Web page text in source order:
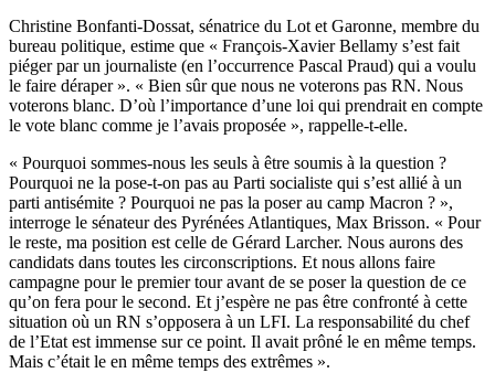
Christine Bonfanti-Dossat, sénatrice du Lot et Garonne, membre du
bureau politique, estime que « François-Xavier Bellamy s’est fait
piéger par un journaliste (en l’occurrence Pascal Praud) qui a voulu
le faire déraper ». « Bien sûr que nous ne voterons pas RN. Nous
voterons blanc. D’où l’importance d’une loi qui prendrait en compte
le vote blanc comme je l’avais proposée », rappelle-t-elle.
« Pourquoi sommes-nous les seuls à être soumis à la question ?
Pourquoi ne la pose-t-on pas au Parti socialiste qui s’est allié à un
parti antisémite ? Pourquoi ne pas la poser au camp Macron ? »,
interroge le sénateur des Pyrénées Atlantiques, Max Brisson. « Pour
le reste, ma position est celle de Gérard Larcher. Nous aurons des
candidats dans toutes les circonscriptions. Et nous allons faire
campagne pour le premier tour avant de se poser la question de ce
qu’on fera pour le second. Et j’espère ne pas être confronté à cette
situation où un RN s’opposera à un LFI. La responsabilité du chef
de l’Etat est immense sur ce point. Il avait prôné le en même temps.
Mais c’était le en même temps des extrêmes ».